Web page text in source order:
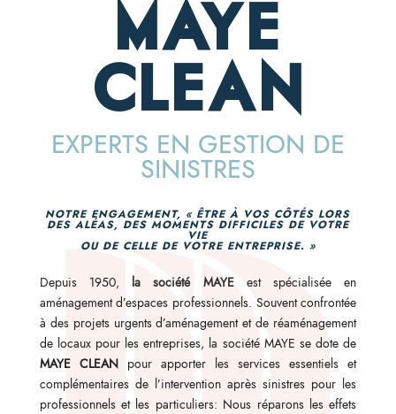
MAYE
CLEAN
EXPERTS EN GESTION DE
SINISTRES
NOTRE ENGAGEMENT, « ÊTRE À VOS CÔTÉS LORS
DES ALÉAS, DES MOMENTS DIFFICILES DE VOTRE
VIE
OU DE CELLE DE VOTRE ENTREPRISE. »
Depuis 1950, la société MAYE
est spécialisée en
aménagement d’espaces professionnels. Souvent confrontée
à des projets urgents d’aménagement et de réaménagement
de locaux pour les entreprises, la société MAYE se dote de
MAYE CLEANpour apporter les services essentiels et
complémentaires de l’intervention après sinistres pour les
professionnels et les particuliers: Nous réparons les effets